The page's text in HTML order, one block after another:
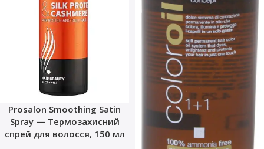
Prosalon Smoothing Satin
Spray — Термозахисний
спрей для волосся, 150 мл